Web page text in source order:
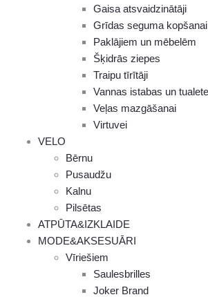
Gaisa atsvaidzinātāji
Grīdas seguma kopšanai
Paklājiem un mēbelēm
Šķidrās ziepes
Traipu tīrītāji
Vannas istabas un
Veļas mazgāšanai
Virtuvei
VELO
Bērnu
Pusaudžu
Kalnu
Pilsētas
ATPŪTA&IZKLAIDE
MODE&AKSESUĀRI
Vīriešiem
Saulesbrilles
Joker Brand